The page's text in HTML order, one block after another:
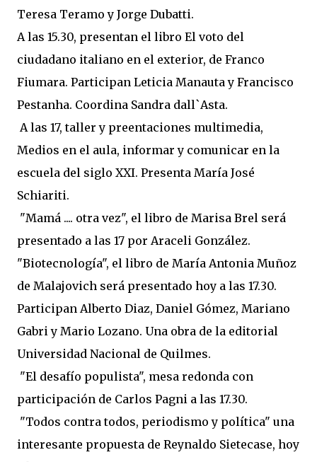
Teresa Teramo y Jorge Dubatti.
A las 15.30, presentan el libro El voto del
ciudadano italiano en el exterior, de Franco
Fiumara. Participan Leticia Manauta y Francisco
Pestanha. Coordina Sandra dall`Asta.
A las 17, taller y preentaciones multimedia,
Medios en el aula, informar y comunicar en la
escuela del siglo XXI. Presenta María José
Schiariti.
"Mamá .... otra vez", el libro de Marisa Brel será
presentado a las 17 por Araceli González.
"Biotecnología", el libro de María Antonia Muñoz
de Malajovich será presentado hoy a las 17.30.
Participan Alberto Diaz, Daniel Gómez, Mariano
Gabri y Mario Lozano. Una obra de la editorial
Universidad Nacional de Quilmes.
"El desafío populista", mesa redonda con
participación de Carlos Pagni a las 17.30.
"Todos contra todos, periodismo y política" una
interesante propuesta de Reynaldo Sietecase, hoy